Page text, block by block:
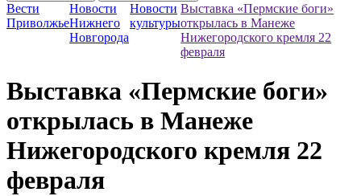
Вести
Приволжье
Новости
Нижнего
Новгорода
Новости
культуры
Выставка «Пермские боги»
открылась в Манеже
Нижегородского кремля 22
февраля
Выставка «Пермские боги»
открылась в Манеже
Нижегородского кремля 22
февраля